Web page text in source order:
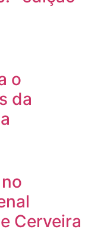
o
da
Cerveira